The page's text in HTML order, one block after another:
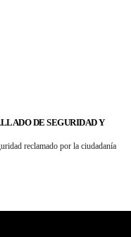
DE SEGURIDAD Y
reclamado por la ciudadanía